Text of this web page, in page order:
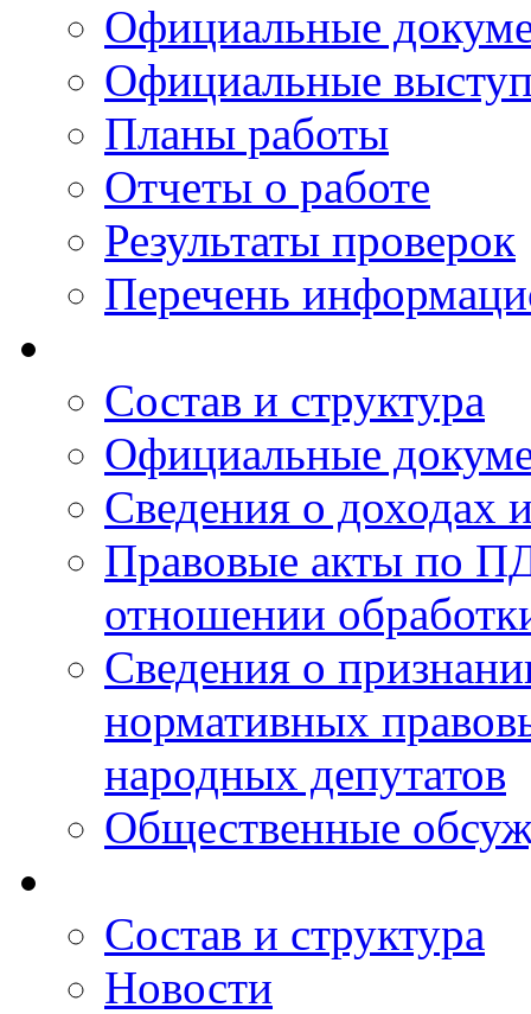
Официальные
Официальные
Планы работы
Отчеты о работе
Результаты проверок
Перечень
Состав и структура
Официальные
Сведения о доходах
Правовые акты по
отношении
Сведения о
нормативных
народных депутатов
Общественные
Состав и структура
Новости